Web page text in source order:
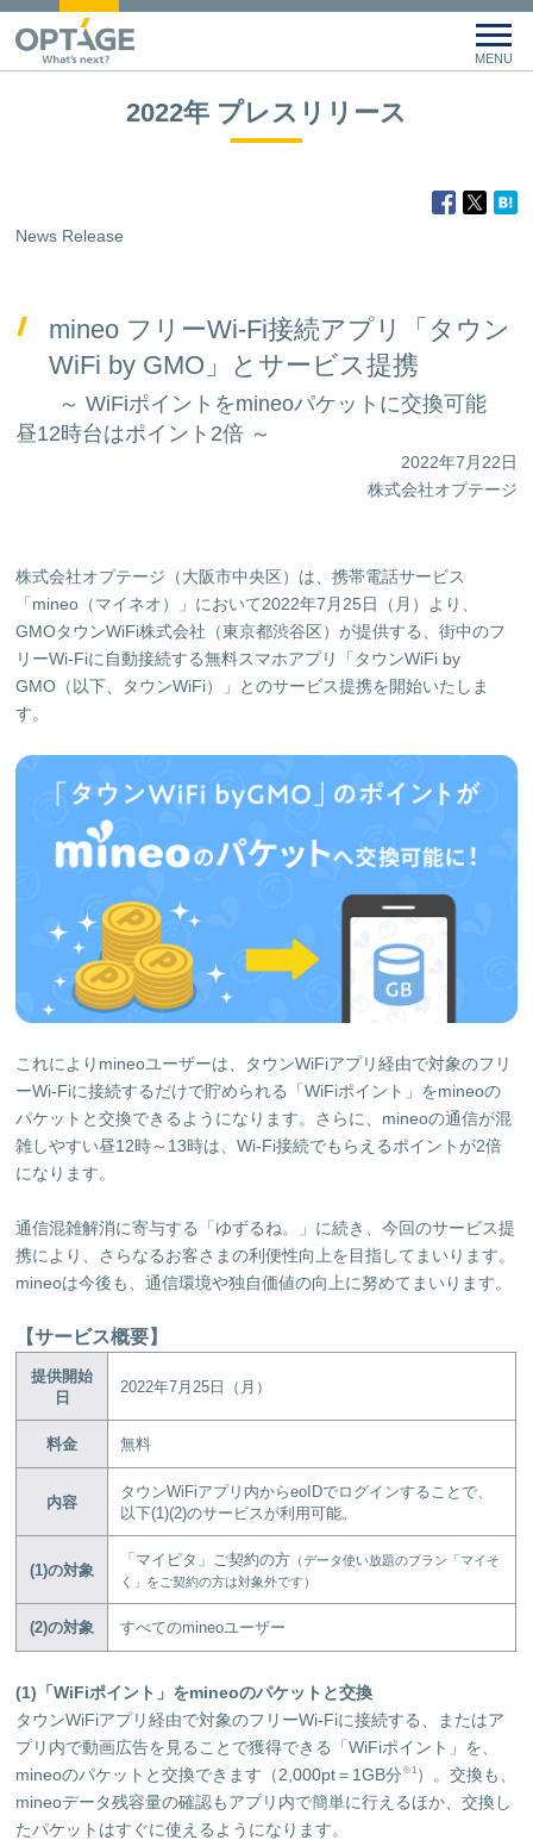
2022年 プレスリリース
News Release
mineo フリーWi-Fi接続アプリ「タウン
WiFi by GMO」とサービス提携
～ WiFiポイントをmineoパケットに交換可能
昼12時台はポイント2倍 ～
2022年7月22日
株式会社オプテージ
株式会社オプテージ（大阪市中央区）は、携帯電話サービス
「mineo（マイネオ）」において2022年7月25日（月）より、
GMOタウンWiFi株式会社（東京都渋谷区）が提供する、街中のフ
リーWi-Fiに自動接続する無料スマホアプリ「タウンWiFi by
GMO（以下、タウンWiFi）」とのサービス提携を開始いたしま
す。
これによりmineoユーザーは、タウンWiFiアプリ経由で対象のフリ
ーWi-Fiに接続するだけで貯められる「WiFiポイント」をmineoの
パケットと交換できるようになります。さらに、mineoの通信が混
雑しやすい昼12時～13時は、Wi-Fi接続でもらえるポイントが2倍
になります。
通信混雑解消に寄与する「ゆずるね。」に続き、今回のサービス提
携により、さらなるお客さまの利便性向上を目指してまいります。
mineoは今後も、通信環境や独自価値の向上に努めてまいります。
【サービス概要】
提供開始
日
2022年7月25日（月）
料金 無料
内容
タウンWiFiアプリ内からeoIDでログインすることで、
以下(1)(2)のサービスが利用可能。
(1)の対象
「マイピタ」ご契約の方 （データ使い放題のプラン「マイそ
く」をご契約の方は対象外です）
(2)の対象 すべてのmineoユーザー
(1) 「WiFiポイント」をmineoのパケットと交換
タウンWiFiアプリ経由で対象のフリーWi-Fiに接続する、またはア
プリ内で動画広告を見ることで獲得できる「WiFiポイント」を、
mineoのパケットと交換できます（2,000pt＝1GB分 ※1 ）。交換も、
mineoデータ残容量の確認もアプリ内で簡単に行えるほか、交換し
たパケットはすぐに使えるようになります。